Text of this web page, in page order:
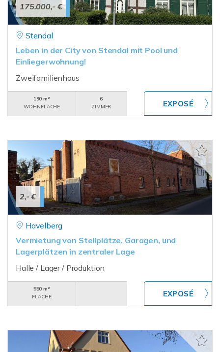
175.000,- €
Stendal
Leben in der City von Stendal mit Pool und
Einliegerwohnung!
Zweifamilienhaus
190 m²
WOHNFLÄCHE
6
ZIMMER
2,- €
Havelberg
Vermietung von Stellplätze, Garagen, und
Lagerplätzen in zentraler Lage
Halle / Lager / Produktion
550 m²
FLÄCHE